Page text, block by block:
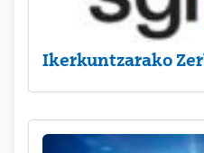
Ikerkuntzarako